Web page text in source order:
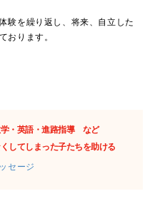
験を繰り返し、将来、自立した
おります。
学・英語・進路指導 など
してしまった子たちを助ける
セージ